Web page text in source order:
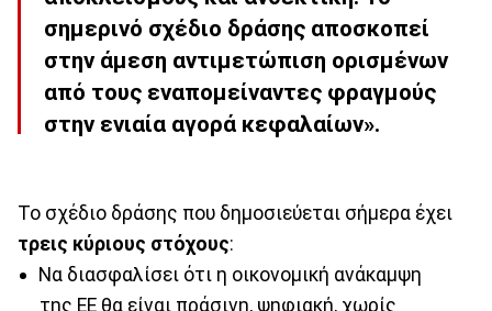
σημερινό σχέδιο δράσης αποσκοπεί
στην άμεση αντιμετώπιση ορισμένων
από τους εναπομείναντες φραγμούς
στην ενιαία αγορά κεφαλαίων».
Το σχέδιο δράσης που δημοσιεύεται σήμερα έχει
τρεις κύριους στόχους:
Να διασφαλίσει ότι η οικονομική ανάκαμψη
της ΕΕ θα είναι πράσινη, ψηφιακή, χωρίς